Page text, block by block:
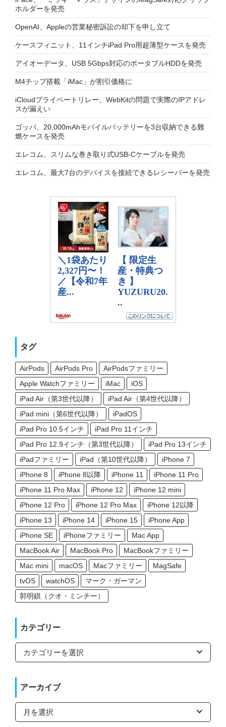
ホルダーを発売
OpenAI、Appleの営業秘密訴訟の却下を申し立て
ケースフィニット、11インチiPad Pro用超薄型ケースを発売
アイオーデータ、USB 5Gbps対応のポータブルHDDを発売
M4チップ搭載「iMac」が割引価格に
iCloudプライベートリレー、WebKitの問題で実際のIPアドレ
スが漏えい
ゴッパ、20,000mAhモバイルバッテリーを3台収納できる難
燃ケースを発売
エレコム、スリムな巻き取り式USB-Cケーブルを発売
エレコム、最大7台のデバイスを接続できるレシーバーを発売
タグ
AirPods AirPods Pro
AirPodsファミリー
Apple Watchファミリー
iMac
iOS
iPad Air（第3世代以降）
iPad Air（第4世代以降）
iPad mini（第6世代以降）
iPadOS
iPad Pro 10.5インチ
iPad Pro 11インチ
iPad Pro 12.9インチ（第3世代以降）
iPad Pro 13インチ
iPadファミリー
iPad（第10世代以降）
iPhone 7
iPhone 8
iPhone 8以降 iPhone 11
iPhone 11 Pro
iPhone 11 Pro Max
iPhone 12
iPhone 12 mini
iPhone 12 Pro
iPhone 12 Pro Max
iPhone 12以降
iPhone 13
iPhone 14 iPhone 15
iPhone App
iPhone SE
iPhoneファミリー
Mac App
MacBook Air
MacBook Pro
MacBookファミリー
Mac mini
macOS Macファミリー
MagSafe
tvOS
watchOS
マーク・ガーマン
郭明錤（クオ・ミンチー）
カテゴリー
カ
ゴ
ー
アーカイブ
ア
カ